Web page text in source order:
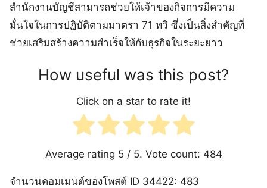
สำนักงานบัญชีสามารถช่วยให้เจ้าของกิจการมีความ
มั่นใจในการปฏิบัติตามมาตรา 71 ทวิ ซึ่งเป็นสิ่งสำคัญที่
ช่วยเสริมสร้างความสำเร็จให้กับธุรกิจในระยะยาว
How useful was this post?
Click on a star to rate it!
Average rating 5/ 5. Vote count: 484
จำนวนคอมเมนต์ของโพสต์ ID 34422: 483